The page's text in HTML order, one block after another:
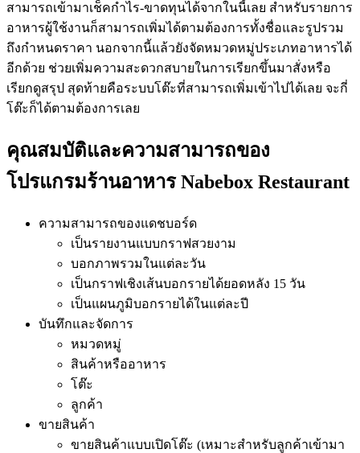
สามารถเข้ามาเช็คกำไร-ขาดทุนได้จากในนี้เลย สำหรับรายการ
อาหารผู้ใช้งานก็สามารถเพิ่มได้ตามต้องการทั้งชื่อและรูปรวม
ถึงกำหนดราคา นอกจากนี้แล้วยังจัดหมวดหมู่ประเภทอาหารได้
อีกด้วย ช่วยเพิ่มความสะดวกสบายในการเรียกขึ้นมาสั่งหรือ
เรียกดูสรุป สุดท้ายคือระบบโต๊ะที่สามารถเพิ่มเข้าไปได้เลย จะกี่
โต๊ะก็ได้ตามต้องการเลย
คุณสมบัติและความสามารถของ
โปรแกรมร้านอาหาร Nabebox Restaurant
ความสามารถของแดชบอร์ด
เป็นรายงานแบบกราฟสวยงาม
บอกภาพรวมในแต่ละวัน
เป็นกราฟเชิงเส้นบอกรายได้ยอดหลัง 15 วัน
เป็นแผนภูมิบอกรายได้ในแต่ละปี
บันทึกและจัดการ
หมวดหมู่
สินค้าหรืออาหาร
โต๊ะ
ลูกค้า
ขายสินค้า
ขายสินค้าแบบเปิดโต๊ะ (เหมาะสำหรับลูกค้าเข้ามา